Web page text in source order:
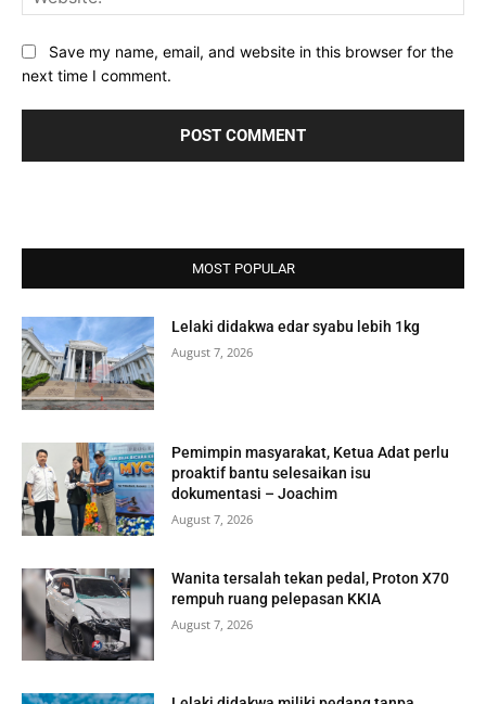
Save my name, email, and website in this browser for the
next time I comment.
MOST POPULAR
Lelaki didakwa edar syabu lebih 1kg
August 7, 2026
Pemimpin masyarakat, Ketua Adat perlu
proaktif bantu selesaikan isu
dokumentasi – Joachim
August 7, 2026
Wanita tersalah tekan pedal, Proton X70
rempuh ruang pelepasan KKIA
August 7, 2026